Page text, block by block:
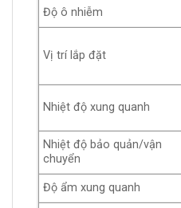
Độ ô nhiễm
Vị trí lắp đặt
Nhiệt độ xung quanh
Nhiệt độ bảo quản/vận
chuyển
Độ ẩm xung quanh